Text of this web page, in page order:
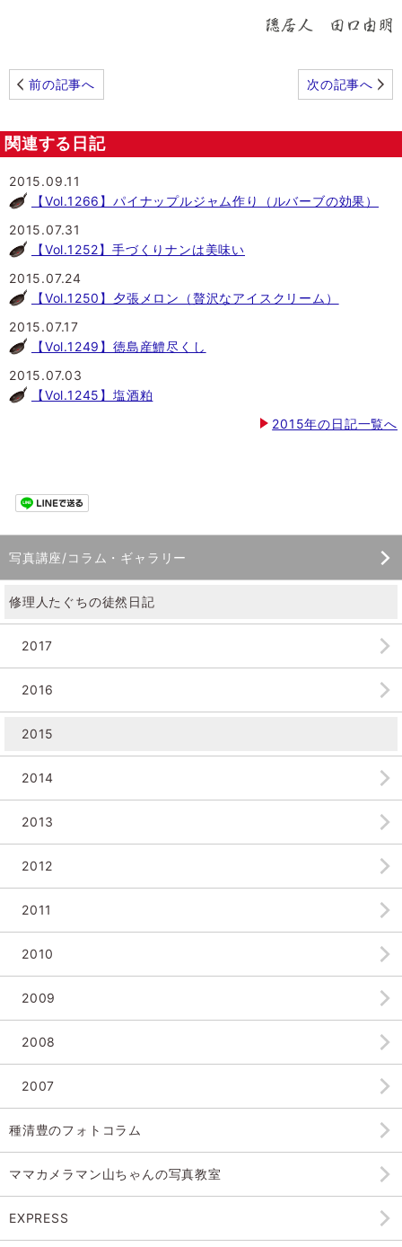
前の記事へ 次の記事へ
関連する日記
2015.09.11
【Vol.1266】パイナップルジャム作り（ルバーブの効果）
2015.07.31
【Vol.1252】手づくりナンは美味い
2015.07.24
【Vol.1250】夕張メロン（贅沢なアイスクリーム）
2015.07.17
【Vol.1249】徳島産鱧尽くし
2015.07.03
【Vol.1245】塩酒粕
2015年の日記一覧へ
写真講座/コラム・ギャラリー
修理人たぐちの徒然日記
2017
2016
2015
2014
2013
2012
2011
2010
2009
2008
2007
種清豊のフォトコラム
ママカメラマン山ちゃんの写真教室
EXPRESS